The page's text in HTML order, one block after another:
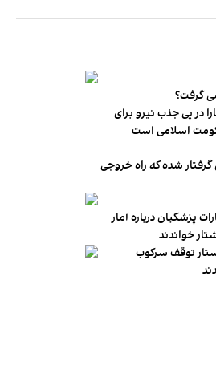
گرفت؟
در پی جذب نیرو برای
اسلامی است
شده که راه خروجی
پزشکیان درباره آمار
خواندند
توقف سرکوب